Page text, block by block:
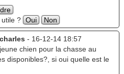
? Oui Non
- 16-12-14 18:57
chien pour la chasse au
disponibles?, si oui quelle est le